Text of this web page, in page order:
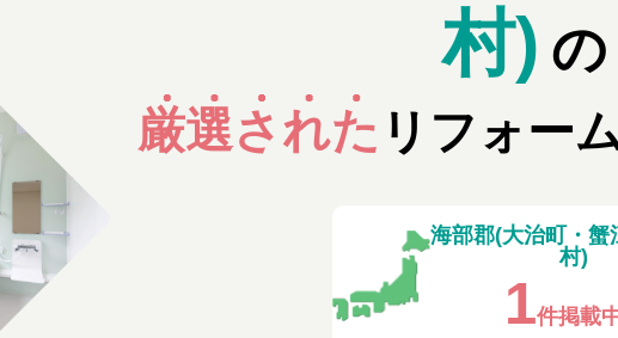
村) の
厳選された リフォー
海部郡(大治町・蟹
村)
1件掲載